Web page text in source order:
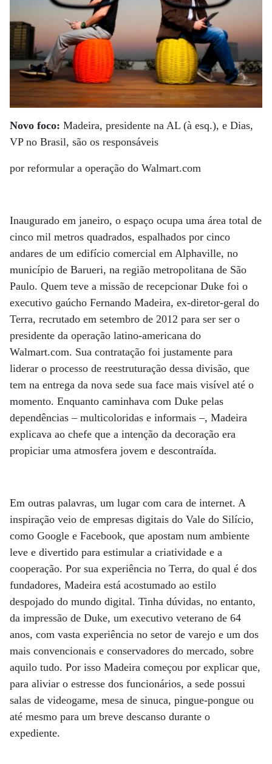
Novo foco: Madeira, presidente na AL (à esq.), e Dias,
VP no Brasil, são os responsáveis
por reformular a operação do Walmart.com
Inaugurado em janeiro, o espaço ocupa uma área total de
cinco mil metros quadrados, espalhados por cinco
andares de um edifício comercial em Alphaville, no
município de Barueri, na região metropolitana de São
Paulo. Quem teve a missão de recepcionar Duke foi o
executivo gaúcho Fernando Madeira, ex-diretor-geral do
Terra, recrutado em setembro de 2012 para ser ser o
presidente da operação latino-americana do
Walmart.com. Sua contratação foi justamente para
liderar o processo de reestruturação dessa divisão, que
tem na entrega da nova sede sua face mais visível até o
momento. Enquanto caminhava com Duke pelas
dependências – multicoloridas e informais –, Madeira
explicava ao chefe que a intenção da decoração era
propiciar uma atmosfera jovem e descontraída.
Em outras palavras, um lugar com cara de internet. A
inspiração veio de empresas digitais do Vale do Silício,
como Google e Facebook, que apostam num ambiente
leve e divertido para estimular a criatividade e a
cooperação. Por sua experiência no Terra, do qual é dos
fundadores, Madeira está acostumado ao estilo
despojado do mundo digital. Tinha dúvidas, no entanto,
da impressão de Duke, um executivo veterano de 64
anos, com vasta experiência no setor de varejo e um dos
mais convencionais e conservadores do mercado, sobre
aquilo tudo. Por isso Madeira começou por explicar que,
para aliviar o estresse dos funcionários, a sede possui
salas de videogame, mesa de sinuca, pingue-pongue ou
até mesmo para um breve descanso durante o
expediente.